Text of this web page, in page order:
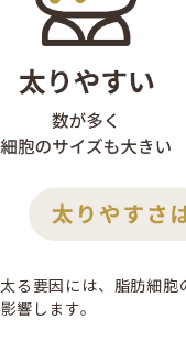
太る要因には、脂肪細胞
影響します。